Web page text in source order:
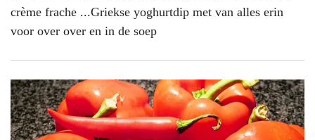
crème frache ...Griekse yoghurtdip met van alles erin
voor over over en in de soep